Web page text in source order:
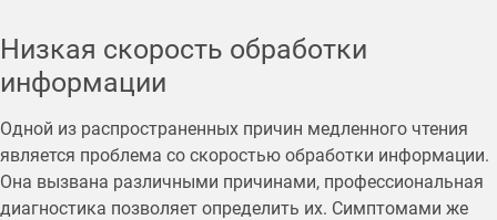
Низкая скорость обработки
информации
Одной из распространенных причин медленного чтения
является проблема со скоростью обработки информации.
Она вызвана различными причинами, профессиональная
диагностика позволяет определить их. Симптомами же